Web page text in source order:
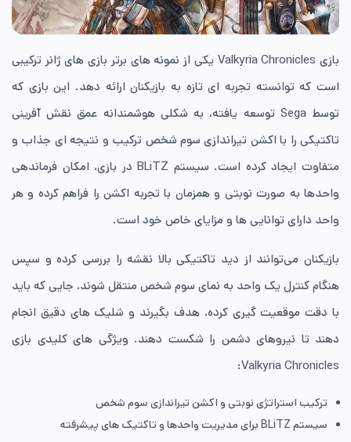
بازی Valkyria Chronicles یکی از نمونه های برتر بازی های ژانر ترکیبی
است که توانسته تجربه ای تازه به بازیکنان ارائه دهد. این بازی که
توسط Sega توسعه یافته، به شکلی هوشمندانه عمق نقش آفرینی
تاکتیکی را با اکشن تیراندازی سوم شخص ترکیب و نتیجه ای جذاب و
متفاوت ایجاد کرده است. سیستم BLiTZ در بازی، امکان فرماندهی
واحدها به صورت نوبتی و همزمان با تجربه اکشن را فراهم کرده و هر
واحد دارای توانایی ها و مزایای خاص خود است.
بازیکنان می‌توانند از دید تاکتیکی بالا نقشه را بررسی کرده و سپس
هنگام کنترل یک واحد به نمای سوم شخص منتقل شوند، جایی که باید
با دقت موقعیت گیری کرده، هدف بگیرند و شلیک های دقیق انجام
دهند تا نیروهای دشمن را شکست دهند. ویژگی های کلیدی بازی
Valkyria Chronicles:
ترکیب استراتژی نوبتی و اکشن تیراندازی سوم شخص
سیستم BLiTZ برای مدیریت واحدها و تاکتیک های پیشرفته